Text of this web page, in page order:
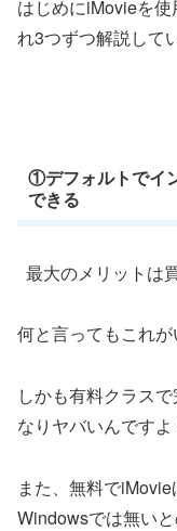
はじめにiMovieを
れ3つずつ解説して
①デフォルトでイ
できる
最大のメリットは
何と言ってもこれ
しかも有料クラス
なりヤバいんですよ
また、無料で
Windowsでは無い